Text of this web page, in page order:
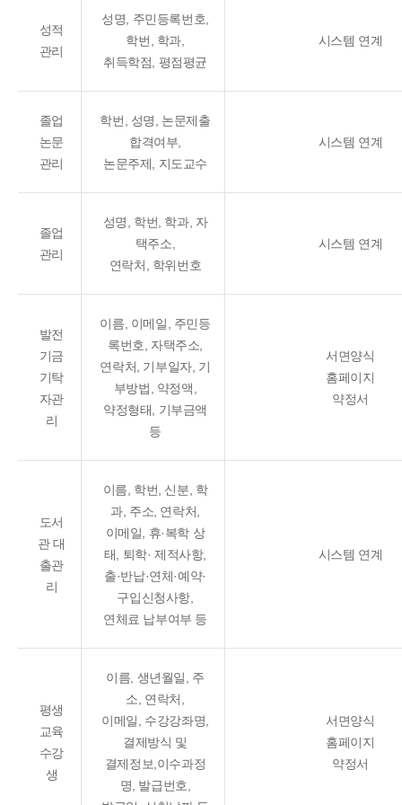
성적
관리
성명, 주민등록번호,
학번, 학과,
취득학점, 평점평균
시스템 연계
졸업
논문
관리
학번, 성명, 논문제출
합격여부,
논문주제, 지도교수
시스템 연계
졸업
관리
성명, 학번, 학과, 자
택주소,
연락처, 학위번호
시스템 연계
발전
기금
기탁
자관
리
이름, 이메일, 주민등
록번호, 자택주소,
연락처, 기부일자, 기
부방법, 약정액,
약정형태, 기부금액
등
서면양식
홈페이지
약정서
도서
관 대
출관
리
이름, 학번, 신분, 학
과, 주소, 연락처,
이메일, 휴·복학 상
태, 퇴학· 제적사항,
출·반납·연체·예약·
구입신청사항,
연체료 납부여부 등
시스템 연계
평생
교육
수강
생
이름, 생년월일, 주
소, 연락처,
이메일, 수강강좌명,
결제방식 및
결제정보,이수과정
명, 발급번호,
서면양식
홈페이지
약정서